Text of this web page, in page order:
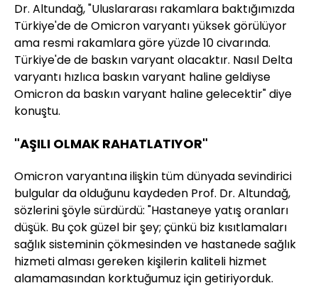
Dr. Altundağ, "Uluslararası rakamlara baktığımızda
Türkiye'de de Omicron varyantı yüksek görülüyor
ama resmi rakamlara göre yüzde 10 civarında.
Türkiye'de de baskın varyant olacaktır. Nasıl Delta
varyantı hızlıca baskın varyant haline geldiyse
Omicron da baskın varyant haline gelecektir" diye
konuştu.
"AŞILI OLMAK RAHATLATIYOR"
Omicron varyantına ilişkin tüm dünyada sevindirici
bulgular da olduğunu kaydeden Prof. Dr. Altundağ,
sözlerini şöyle sürdürdü: "Hastaneye yatış oranları
düşük. Bu çok güzel bir şey; çünkü biz kısıtlamaları
sağlık sisteminin çökmesinden ve hastanede sağlık
hizmeti alması gereken kişilerin kaliteli hizmet
alamamasından korktuğumuz için getiriyorduk.